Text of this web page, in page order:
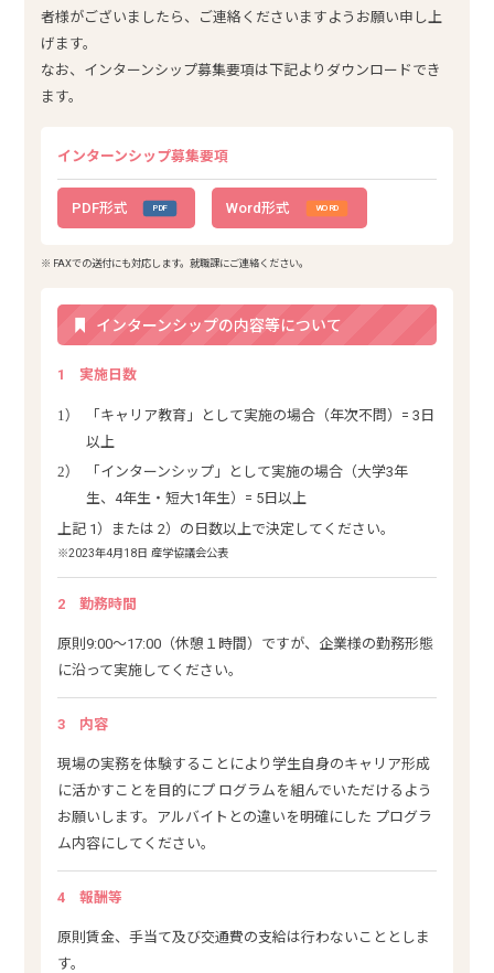
者様がございましたら、ご連絡くださいますようお願い申し上
げます。
なお、インターンシップ募集要項は下記よりダウンロードでき
ます。
インターンシップ募集要項
PDF形式 Word形式
※ FAXでの送付にも対応します。就職課にご連絡ください。
インターンシップの内容等について
1 実施日数
1）
「キャリア教育」として実施の場合（年次不問）= 3日
以上
2）
「インターンシップ」として実施の場合（大学3年
生、4年生・短大1年生）= 5日以上
上記 1）または 2）の日数以上で決定してください。
※2023年4月18日 産学協議会公表
2 勤務時間
原則9:00～17:00（休憩１時間）ですが、企業様の勤務形態
に沿って実施してください。
3 内容
現場の実務を体験することにより学生自身のキャリア形成
に活かすことを目的にプ ログラムを組んでいただけるよう
お願いします。アルバイトとの違いを明確にした プログラ
ム内容にしてください。
4 報酬等
原則賃金、手当て及び交通費の支給は行わないこととしま
す。